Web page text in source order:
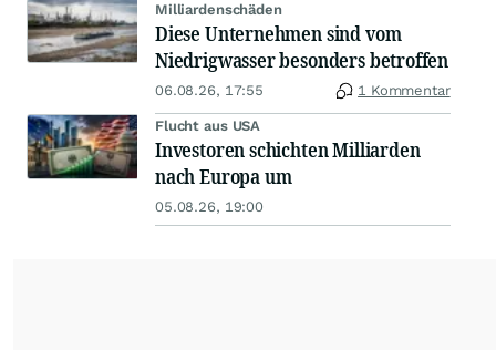
Milliardenschäden
Diese Unternehmen sind vom
Niedrigwasser besonders betroffen
06.08.26, 17:55 1 Kommentar
Flucht aus USA
Investoren schichten Milliarden
nach Europa um
05.08.26, 19:00